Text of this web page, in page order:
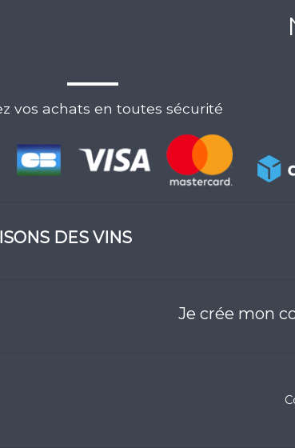
vos achats en toutes sécurité
DES VINS
Je crée mon